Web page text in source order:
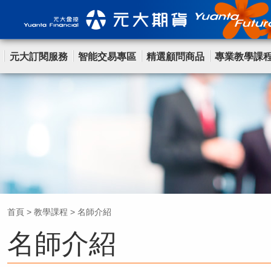
元大訂閱服務 智能交易專區 精選顧問商品 專業教學課
首頁 > 教學課程 > 名師介紹
名師介紹